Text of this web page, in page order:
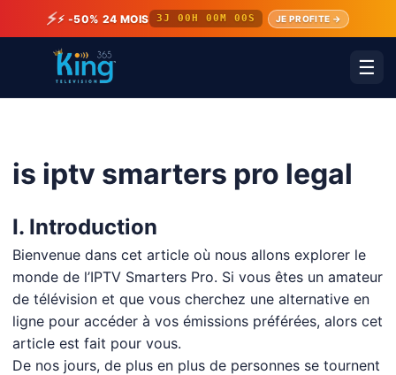
⚡⚡ -50% 24 MOIS 3J 00H 00M 00S JE PROFITE →
☰
is iptv smarters pro legal
I. Introduction
Bienvenue dans cet article où nous allons explorer le
monde de l’IPTV Smarters Pro. Si vous êtes un amateur
de télévision et que vous cherchez une alternative en
ligne pour accéder à vos émissions préférées, alors cet
article est fait pour vous.
De nos jours, de plus en plus de personnes se tournent